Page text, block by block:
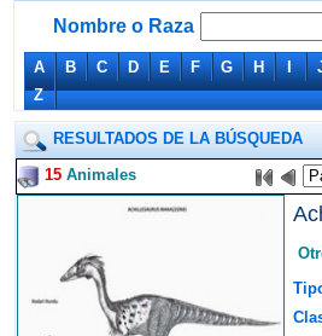
Nombre o Raza
A B C D E F G H I
Z
RESULTADOS DE LA BÚSQUEDA
15 Animales